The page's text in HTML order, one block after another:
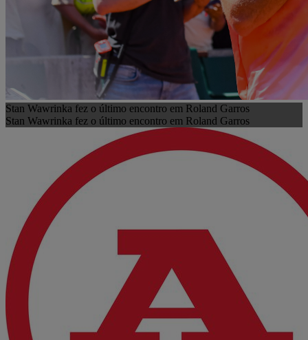
Stan Wawrinka fez o último encontro em Roland Garros
Stan Wawrinka fez o último encontro em Roland Garros